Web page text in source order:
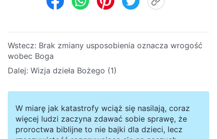
Wstecz: Brak zmiany usposobienia oznacza wrogość
wobec Boga
Dalej: Wizja dzieła Bożego (1)
W miarę jak katastrofy wciąż się nasilają, coraz
więcej ludzi zaczyna zdawać sobie sprawę, że
proroctwa biblijne to nie bajki dla dzieci, lecz